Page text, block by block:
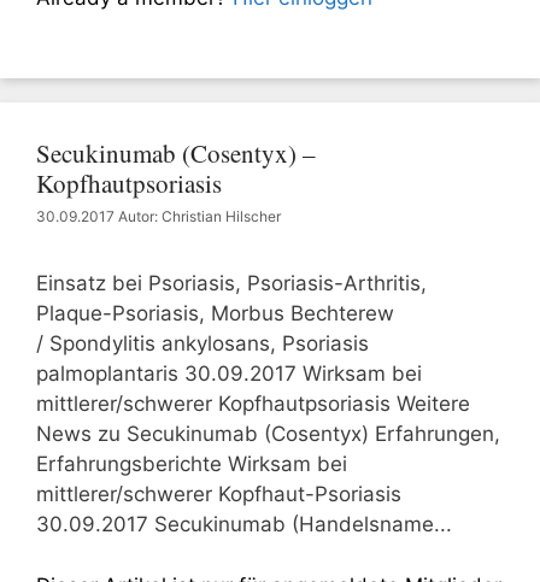
Secukinumab (Cosentyx) –
Kopfhautpsoriasis
30.09.2017 Autor: Christian Hilscher
Einsatz bei Psoriasis, Psoriasis-Arthritis,
Plaque-Psoriasis, Morbus Bechterew
/ Spondylitis ankylosans, Psoriasis
palmoplantaris 30.09.2017 Wirksam bei
mittlerer/schwerer Kopfhautpsoriasis Weitere
News zu Secukinumab (Cosentyx) Erfahrungen,
Erfahrungsberichte Wirksam bei
mittlerer/schwerer Kopfhaut-Psoriasis
30.09.2017 Secukinumab (Handelsname...